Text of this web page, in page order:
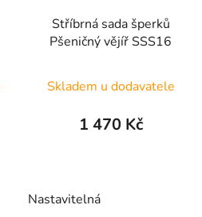
Stříbrná sada šperků
Pšeničný vějíř SSS16
Skladem u dodavatele
1 470 Kč
Nastavitelná